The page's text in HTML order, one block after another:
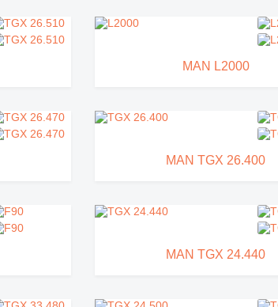
MAN L2000
MAN TGX 26.400
MAN TGX 24.440